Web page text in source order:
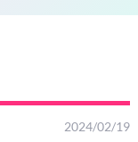
2024/02/19